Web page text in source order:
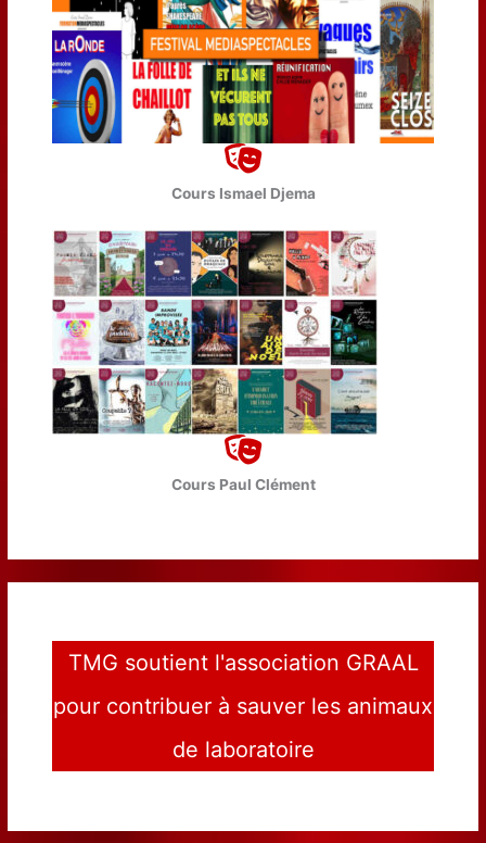
Cours Ismael Djema
Cours Paul Clément
TMG soutient l'association GRAAL
pour contribuer à sauver les animaux
de laboratoire